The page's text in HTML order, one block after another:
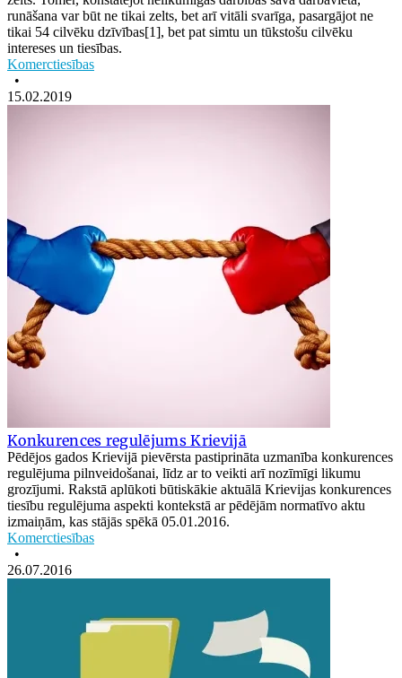
runāšana var būt ne tikai zelts, bet arī vitāli svarīga, pasargājot ne
tikai 54 cilvēku dzīvības[1], bet pat simtu un tūkstošu cilvēku
intereses un tiesības.
Komerctiesības
•
15.02.2019
Konkurences regulējums Krievijā
Pēdējos gados Krievijā pievērsta pastiprināta uzmanība konkurences
regulējuma pilnveidošanai, līdz ar to veikti arī nozīmīgi likumu
grozījumi. Rakstā aplūkoti būtiskākie aktuālā Krievijas konkurences
tiesību regulējuma aspekti kontekstā ar pēdējām normatīvo aktu
izmaiņām, kas stājās spēkā 05.01.2016.
Komerctiesības
•
26.07.2016